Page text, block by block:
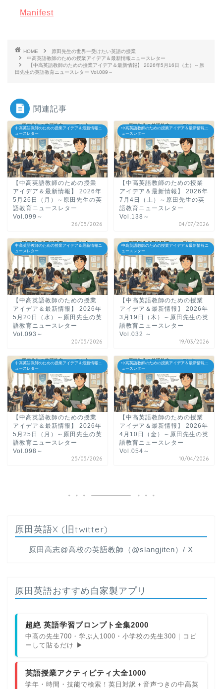
Manifest
HOME
原田先生の世界一受けたい英語の授業
中高英語教師のための授業アイデア＆最新情報ニュースレター
【中高英語教師のための授業アイデア＆最新情報】 2026年5月16日（土）～原
田先生の英語教育ニュースレター Vol.089～
関連記事
中高英語教師のための授業アイデア＆最新情報ニ
ュースレター
【中高英語教師のための授業
アイデア＆最新情報】 2026年
5月26日（月）～原田先生の英
語教育ニュースレター
Vol.099～
26/05/2026
中高英語教師のための授業アイデア＆最新情報ニ
ュースレター
【中高英語教師のための授業
アイデア＆最新情報】 2026年
7月4日（土）～原田先生の英
語教育ニュースレター
Vol.138～
04/07/2026
中高英語教師のための授業アイデア＆最新情報ニ
ュースレター
【中高英語教師のための授業
アイデア＆最新情報】 2026年
5月20日（水）～原田先生の英
語教育ニュースレター
Vol.093～
20/05/2026
中高英語教師のための授業アイデア＆最新情報ニ
ュースレター
【中高英語教師のための授業
アイデア＆最新情報】 2026年
3月19日（木）～原田先生の英
語教育ニュースレター
Vol.032 ～
19/03/2026
中高英語教師のための授業アイデア＆最新情報ニ
ュースレター
【中高英語教師のための授業
アイデア＆最新情報】 2026年
5月25日（月）～原田先生の英
語教育ニュースレター
Vol.098～
25/05/2026
中高英語教師のための授業アイデア＆最新情報ニ
ュースレター
【中高英語教師のための授業
アイデア＆最新情報】 2026年
4月10日（金）～原田先生の英
語教育ニュースレター
Vol.054～
10/04/2026
原田英語X (旧twitter)
原田高志@高校の英語教師（@slangjiten）/ X
原田英語おすすめ自家製アプリ
超絶 英語学習プロンプト全集2000
中高の先生700・学ぶ人1000・小学校の先生300｜コピ
ーして貼るだけ ▶
英語授業アクティビティ大全1000
学年・時間・技能で検索！英日対訳＋音声つきの中高英